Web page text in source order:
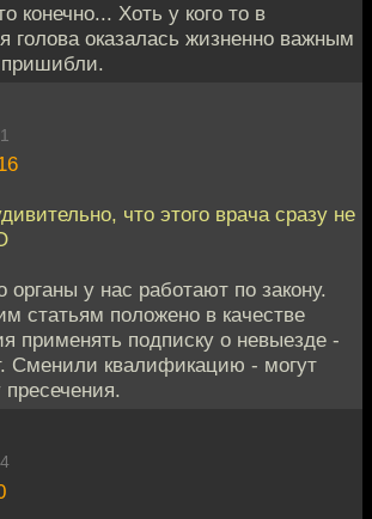
конечно... Хоть у кого то в
голова оказалась жизненно важным
пришибли.
что этого врача сразу не
органы у нас работают по закону.
статьям положено в качестве
применять подписку о невыезде -
Сменили квалификацию - могут